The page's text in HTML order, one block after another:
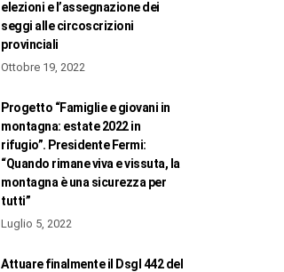
elezioni e l’assegnazione dei
seggi alle circoscrizioni
provinciali
Ottobre 19, 2022
Progetto “Famiglie e giovani in
montagna: estate 2022 in
rifugio”. Presidente Fermi:
“Quando rimane viva e vissuta, la
montagna è una sicurezza per
tutti”
Luglio 5, 2022
Attuare finalmente il Dsgl 442 del